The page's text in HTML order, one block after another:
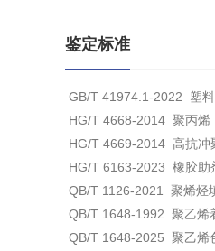
鉴定标准
GB/T 41974.1-2022 塑
HG/T 4668-2014 聚丙烯
HG/T 4669-2014 高抗冲
HG/T 6163-2023 橡胶助
QB/T 1126-2021 聚烯烃
QB/T 1648-1992 聚乙烯
QB/T 1648-2025 聚乙烯